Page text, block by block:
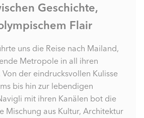
Geschichte,
Flair
uns die Reise nach Mailand,
Metropole in all ihren
der eindrucksvollen Kulisse
bis hin zur lebendigen
mit ihren Kanälen bot die
Mischung aus Kultur, Architektur